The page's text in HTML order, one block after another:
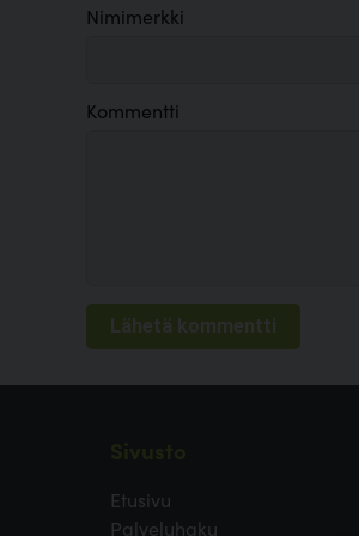
Nimimerkki
Kommentti
Etusivu
Palveluhaku